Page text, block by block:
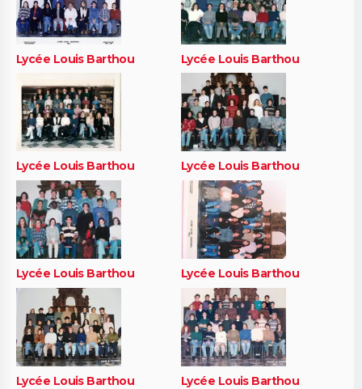
Lycée Louis Barthou Lycée Louis Barthou
Lycée Louis Barthou Lycée Louis Barthou
Lycée Louis Barthou Lycée Louis Barthou
Lycée Louis Barthou Lycée Louis Barthou